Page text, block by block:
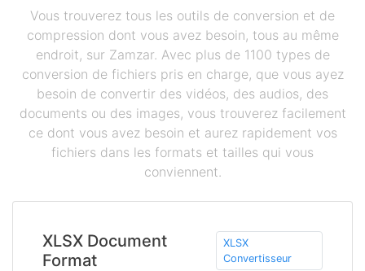
Vous trouverez tous les outils de conversion et de
compression dont vous avez besoin, tous au même
endroit, sur Zamzar. Avec plus de 1100 types de
conversion de fichiers pris en charge, que vous ayez
besoin de convertir des vidéos, des audios, des
documents ou des images, vous trouverez facilement
ce dont vous avez besoin et aurez rapidement vos
fichiers dans les formats et tailles qui vous
conviennent.
XLSX Document
Format
XLSX
Convertisseur